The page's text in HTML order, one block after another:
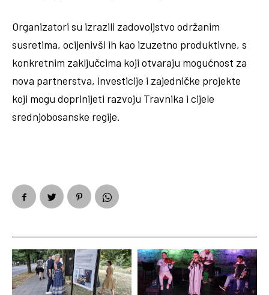
Organizatori su izrazili zadovoljstvo održanim
susretima, ocijenivši ih kao izuzetno produktivne, s
konkretnim zaključcima koji otvaraju mogućnost za
nova partnerstva, investicije i zajedničke projekte
koji mogu doprinijeti razvoju Travnika i cijele
srednjobosanske regije.